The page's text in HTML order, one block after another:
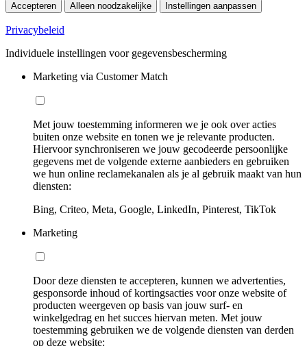
Accepteren Alleen noodzakelijke Instellingen aanpassen
Privacybeleid
Individuele instellingen voor gegevensbescherming
Marketing via Customer Match
Met jouw toestemming informeren we je ook over acties
buiten onze website en tonen we je relevante producten.
Hiervoor synchroniseren we jouw gecodeerde persoonlijke
gegevens met de volgende externe aanbieders en gebruiken
we hun online reclamekanalen als je al gebruik maakt van hun
diensten:
Bing, Criteo, Meta, Google, LinkedIn, Pinterest, TikTok
Marketing
Door deze diensten te accepteren, kunnen we advertenties,
gesponsorde inhoud of kortingsacties voor onze website of
producten weergeven op basis van jouw surf- en
winkelgedrag en het succes hiervan meten. Met jouw
toestemming gebruiken we de volgende diensten van derden
op deze website: